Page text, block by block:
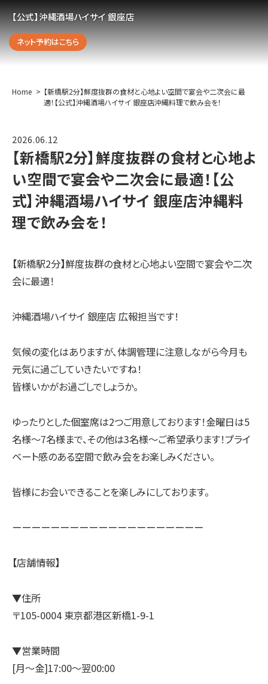
【公式】沖縄酒場ハイサイ 銀座店
ネット予約はこちら
Home
【新橋駅2分】鮮度抜群の食材と心地よい空間で宴会や二次会に最
適！【公式】沖縄酒場ハイサイ 銀座店沖縄料理で飲み会を！
2026.06.12
【新橋駅2分】鮮度抜群の食材と心地よ
い空間で宴会や二次会に最適！【公
式】沖縄酒場ハイサイ 銀座店沖縄料
理で飲み会を！
【新橋駅2分】鮮度抜群の食材と心地よい空間で宴会や二次
会に最適！
沖縄酒場ハイサイ 銀座店 広報担当です！
気候の変化はありますが、体調管理に注意しながら今月も
元気に過ごしていきたいですね！
皆様いかがお過ごしでしょうか。
ゆったりとした個室席は2つご用意しております！金曜日は5
名様～7名様まで、その他は3名様～ご希望承ります！プライ
ベート感のある空間で飲み会をお楽しみください。
皆様にお会いできることを楽しみにしております。
ーーーーーーーーーーーーーーーーーーーー
【店舗情報】
▼住所
〒105-0004 東京都港区新橋1-9-1
▼営業時間
[月～金]17:00～翌00:00